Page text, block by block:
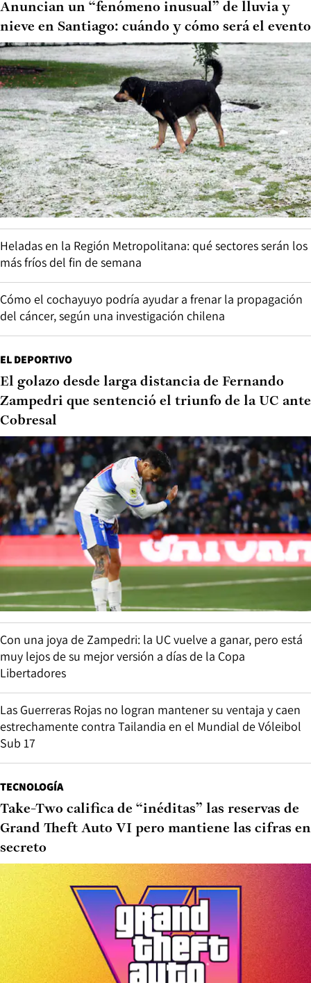
Anuncian un “fenómeno inusual” de lluvia y
nieve en Santiago: cuándo y cómo será el evento
Heladas en la Región Metropolitana: qué sectores serán los
más fríos del fin de semana
Cómo el cochayuyo podría ayudar a frenar la propagación
del cáncer, según una investigación chilena
EL DEPORTIVO
El golazo desde larga distancia de Fernando
Zampedri que sentenció el triunfo de la UC ante
Cobresal
Con una joya de Zampedri: la UC vuelve a ganar, pero está
muy lejos de su mejor versión a días de la Copa
Libertadores
Las Guerreras Rojas no logran mantener su ventaja y caen
estrechamente contra Tailandia en el Mundial de Vóleibol
Sub 17
TECNOLOGÍA
Take-Two califica de “inéditas” las reservas de
Grand Theft Auto VI pero mantiene las cifras en
secreto